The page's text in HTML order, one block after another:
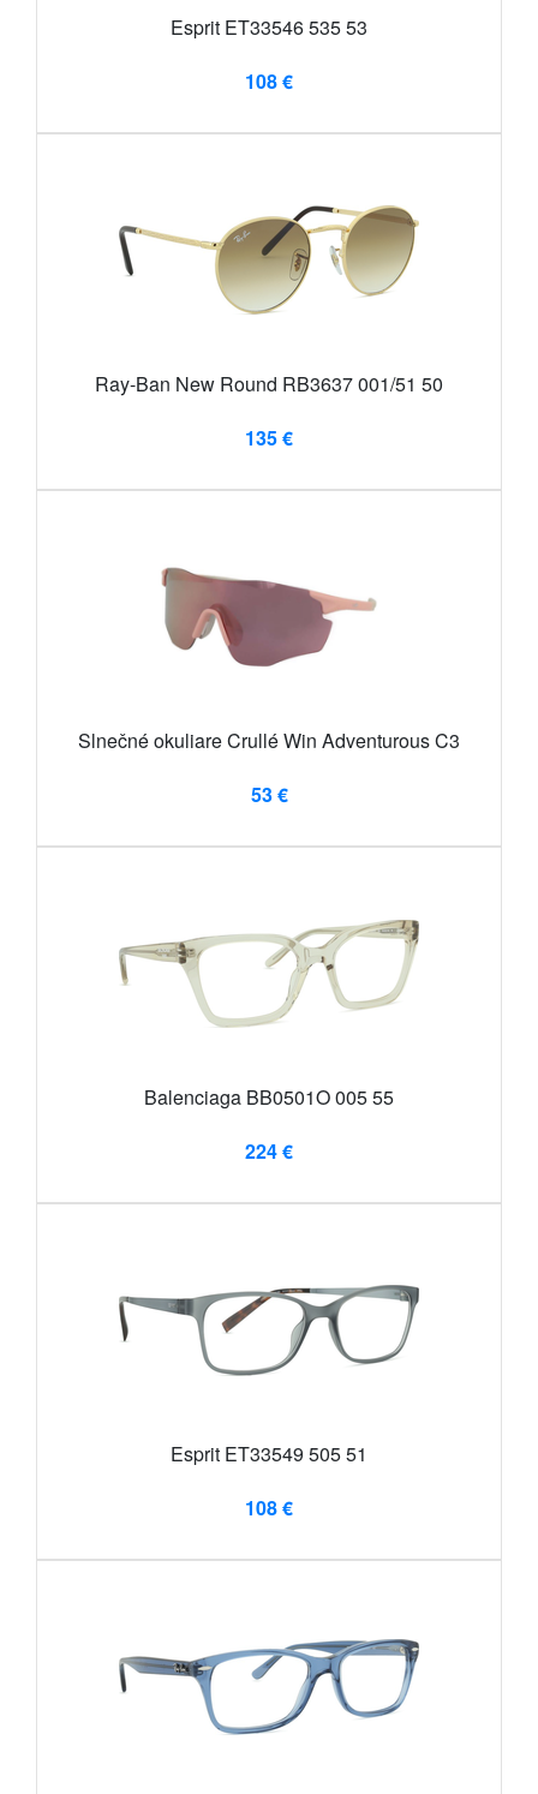
Esprit ET33546 535 53
108 €
Ray-Ban New Round RB3637 001/51 50
135 €
Slnečné okuliare Crullé Win Adventurous C3
53 €
Balenciaga BB0501O 005 55
224 €
Esprit ET33549 505 51
108 €